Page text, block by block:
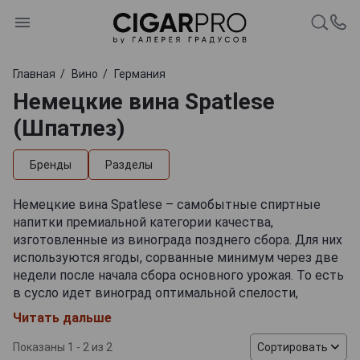
Главная Вино Германия
Немецкие вина Spatlese
(Шпатлез)
Бренды Разделы
Немецкие вина Spatlese – самобытные спиртные
напитки премиальной категории качества,
изготовленные из винограда позднего сбора. Для них
используются ягоды, сорванные минимум через две
недели после начала сбора основного урожая. То есть
в сусло идет виноград оптимальной спелости,
сорванный на самом пике — в конце сентября-
первых числах октября (в зависимости от погодных
условий). Слово Spatlese на этикете показывает, что
Читать дальше
Показаны 1 - 2 из 2 Сортировать